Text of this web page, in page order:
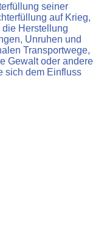
seiner
auf Krieg,
die Herstellung
Unruhen und
Transportwege,
Gewalt oder andere
sich dem Einfluss